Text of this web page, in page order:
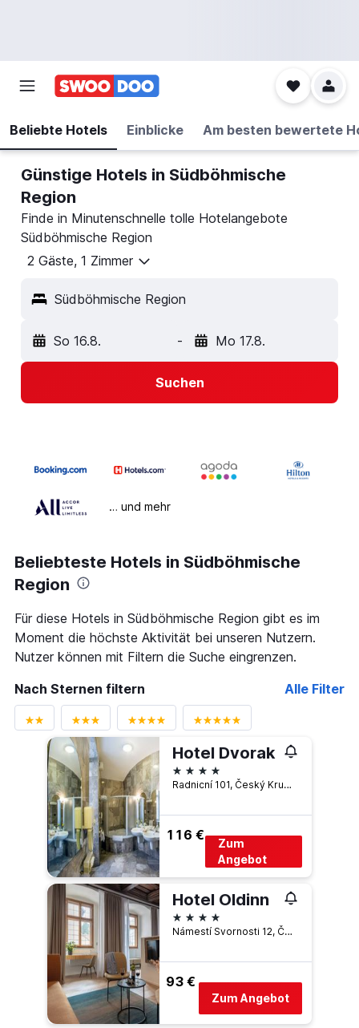
Beliebte Hotels Einblicke Am besten bewertete
Günstige Hotels in Südböhmische
Region
Finde in Minutenschnelle tolle Hotelangebote
Südböhmische Region
2 Gäste, 1 Zimmer
Südböhmische Region
So 16.8. - Mo 17.8.
Suchen
… und mehr
Beliebteste Hotels in Südböhmische
Region
Für diese Hotels in Südböhmische Region gibt es im
Moment die höchste Aktivität bei unseren Nutzern.
Nutzer können mit Filtern die Suche eingrenzen.
Nach Sternen filtern
Alle Filter
Hotel Dvorak
4 Sterne
Radnicní 101, Český Krumlov, Südböhmische Region, Tschechien
116 €
Zum
Angebot
Hotel Oldinn
4 Sterne
Námestí Svornosti 12, Český Krumlov, Südböhmische Region, Tschechien
93 €
Zum Angebot